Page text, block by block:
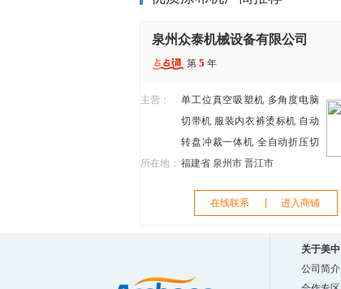
泉州众泰机械设备有限公司
第 5 年
主营： 单工位真空吸塑机 多角度电脑
切带机 服装内衣裤烫标机 自动
转盘冲裁一体机 全自动折压切
带机 半自动鞋垫热转印
真空热冷压自动化设备 转
所在地： 福建省 泉州市 晋江市
在线联系 进入商铺
关于美中
公司简介